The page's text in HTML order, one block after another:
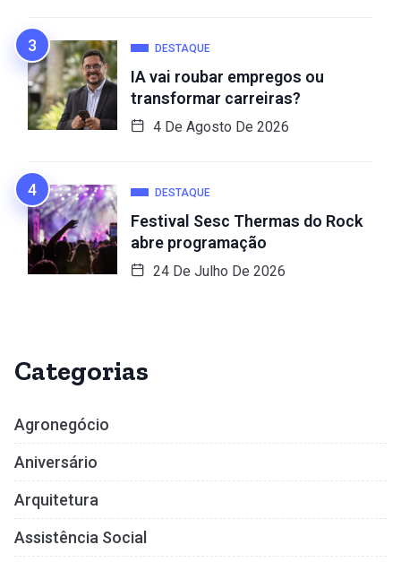
DESTAQUE
IA vai roubar empregos ou
transformar carreiras?
4 De Agosto De 2026
DESTAQUE
Festival Sesc Thermas do Rock
abre programação
24 De Julho De 2026
Categorias
Agronegócio
Aniversário
Arquitetura
Assistência Social